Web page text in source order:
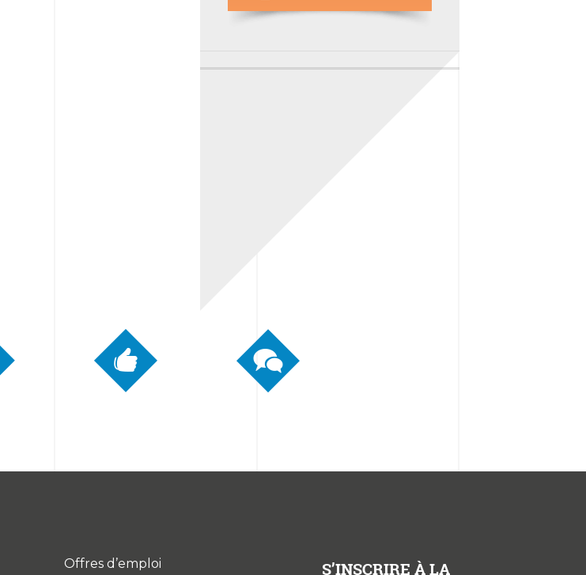
Offres d’emploi S’INSCRIRE À LA